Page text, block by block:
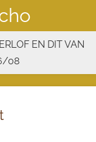
EN DIT VAN
08